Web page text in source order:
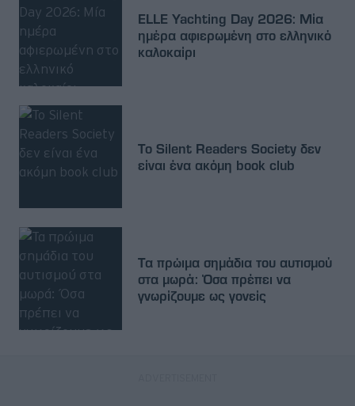
ELLE Yachting Day 2026: Μία
ημέρα αφιερωμένη στο ελληνικό
καλοκαίρι
Το Silent Readers Society δεν
είναι ένα ακόμη book club
Τα πρώιμα σημάδια του αυτισμού
στα μωρά: Όσα πρέπει να
γνωρίζουμε ως γονείς